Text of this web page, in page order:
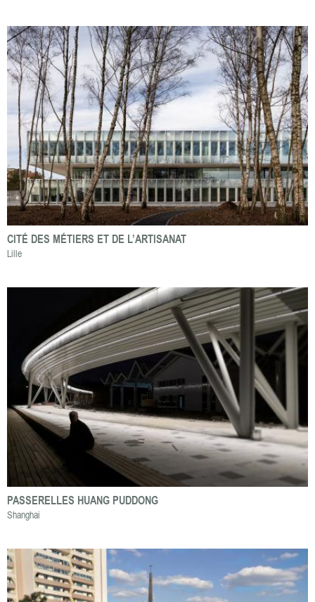
CITÉ DES MÉTIERS ET DE L’ARTISANAT
Lille
PASSERELLES HUANG PUDDONG
Shanghai